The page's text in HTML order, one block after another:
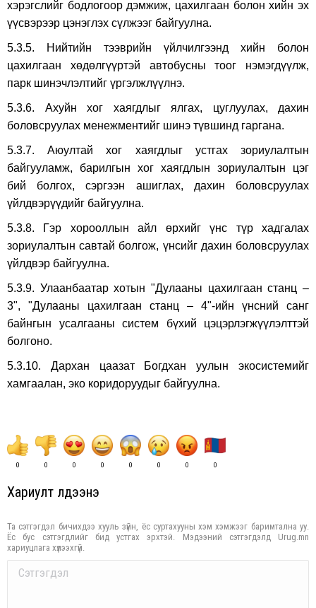
хэрэгслийг бодлогоор дэмжиж, цахилгаан болон хийн эх
үүсвэрээр цэнэглэх сүлжээг байгуулна.
5.3.5. Нийтийн тээврийн үйлчилгээнд хийн болон
цахилгаан хөдөлгүүртэй автобусны тоог нэмэгдүүлж,
парк шинэчлэлтийг үргэлжлүүлнэ.
5.3.6. Ахуйн хог хаягдлыг ялгах, цуглуулах, дахин
боловсруулах менежментийг шинэ түвшинд гаргана.
5.3.7. Аюултай хог хаягдлыг устгах зориулалтын
байгууламж, барилгын хог хаягдлын зориулалтын цэг
бий болгох, сэргээн ашиглах, дахин боловсруулах
үйлдвэрүүдийг байгуулна.
5.3.8. Гэр хорооллын айл өрхийг үнс түр хадгалах
зориулалтын савтай болгож, үнсийг дахин боловсруулах
үйлдвэр байгуулна.
5.3.9. Улаанбаатар хотын "Дулааны цахилгаан станц –
3", "Дулааны цахилгаан станц – 4"-ийн үнсний санг
байнгын усалгааны систем бүхий цэцэрлэгжүүлэлттэй
болгоно.
5.3.10. Дархан цаазат Богдхан уулын экосистемийг
хамгаалан, эко коридоруудыг байгуулна.
0 0 0 0 0 0 0 0
Хариулт үлдээнэ үү
Та сэтгэгдэл бичихдээ хууль зүйн, ёс суртахууны хэм хэмжээг баримтална уу.
Ёс бус сэтгэгдлийг бид устгах эрхтэй. Мэдээний сэтгэгдэлд Urug.mn
хариуцлага хүлээхгүй.
Comment